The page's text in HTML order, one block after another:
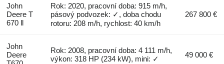
John
Deere T
670 ll
Rok: 2020, pracovní doba: 915 m/h,
pásový podvozek: ✓, doba chodu
rotoru: 208 m/h, rychlost: 40 km/h
267 800 €
John
Deere
Rok: 2008, pracovní doba: 4 111 m/h,
výkon: 318 HP (234 kW), mini: ✓
49 000 €